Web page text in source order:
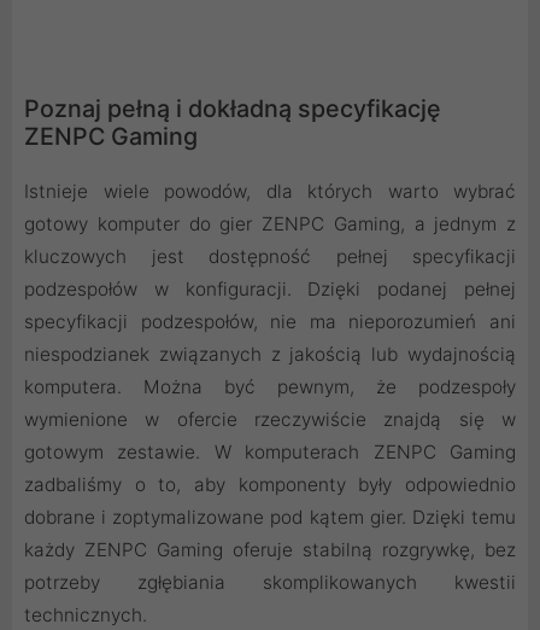
Poznaj pełną i dokładną specyfikację
ZENPC Gaming
Istnieje wiele powodów, dla których warto wybrać
gotowy komputer do gier ZENPC Gaming, a jednym z
kluczowych jest dostępność pełnej specyfikacji
podzespołów w konfiguracji. Dzięki podanej pełnej
specyfikacji podzespołów, nie ma nieporozumień ani
niespodzianek związanych z jakością lub wydajnością
komputera. Można być pewnym, że podzespoły
wymienione w ofercie rzeczywiście znajdą się w
gotowym zestawie. W komputerach ZENPC Gaming
zadbaliśmy o to, aby komponenty były odpowiednio
dobrane i zoptymalizowane pod kątem gier. Dzięki temu
każdy ZENPC Gaming oferuje stabilną rozgrywkę, bez
potrzeby zgłębiania skomplikowanych kwestii
technicznych.